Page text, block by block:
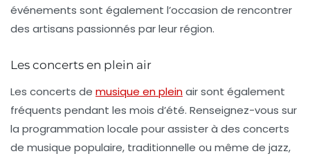
événements sont également l’occasion de rencontrer
des artisans passionnés par leur région.
Les concerts en plein air
Les concerts de musique en pleinair sont également
fréquents pendant les mois d’été. Renseignez-vous sur
la programmation locale pour assister à des concerts
de musique populaire, traditionnelle ou même de jazz,